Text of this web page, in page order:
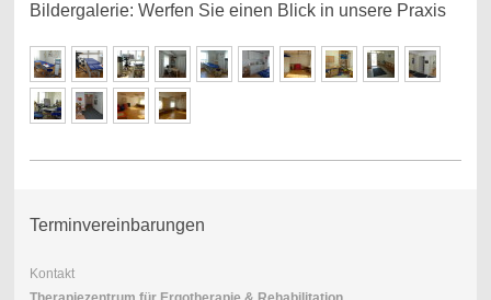
Bildergalerie: Werfen Sie einen Blick in unsere Praxis
Terminvereinbarungen
Kontakt